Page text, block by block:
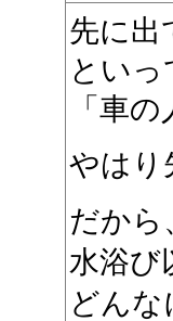
先に出
とい
「車
やはり
だから
水浴び
どん